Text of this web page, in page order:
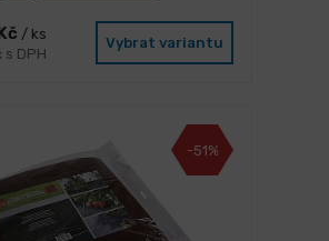
/ ks
s DPH
Vybrat variantu
-51%